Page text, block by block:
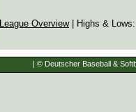
League Overview| Highs &
| © Deutscher Baseball &